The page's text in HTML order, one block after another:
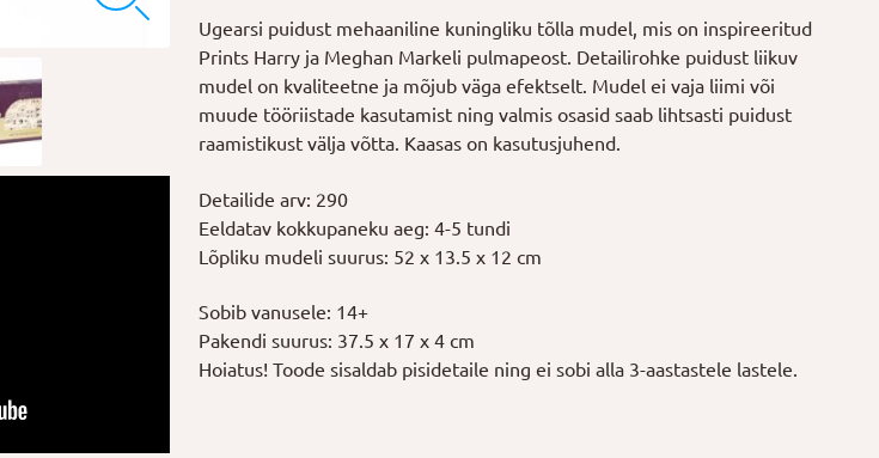
Ugearsi puidust mehaaniline kuningliku tõlla mudel, mis on inspireeritud
Prints Harry ja Meghan Markeli pulmapeost. Detailirohke puidust liikuv
mudel on kvaliteetne ja mõjub väga efektselt. Mudel ei vaja liimi või
muude tööriistade kasutamist ning valmis osasid saab lihtsasti puidust
raamistikust välja võtta. Kaasas on kasutusjuhend.
Detailide arv: 290
Eeldatav kokkupaneku aeg: 4-5 tundi
Lõpliku mudeli suurus: 52 x 13.5 x 12 cm
Sobib vanusele: 14+
Pakendi suurus: 37.5 x 17 x 4 cm
Hoiatus! Toode sisaldab pisidetaile ning ei sobi alla 3-aastastele lastele.